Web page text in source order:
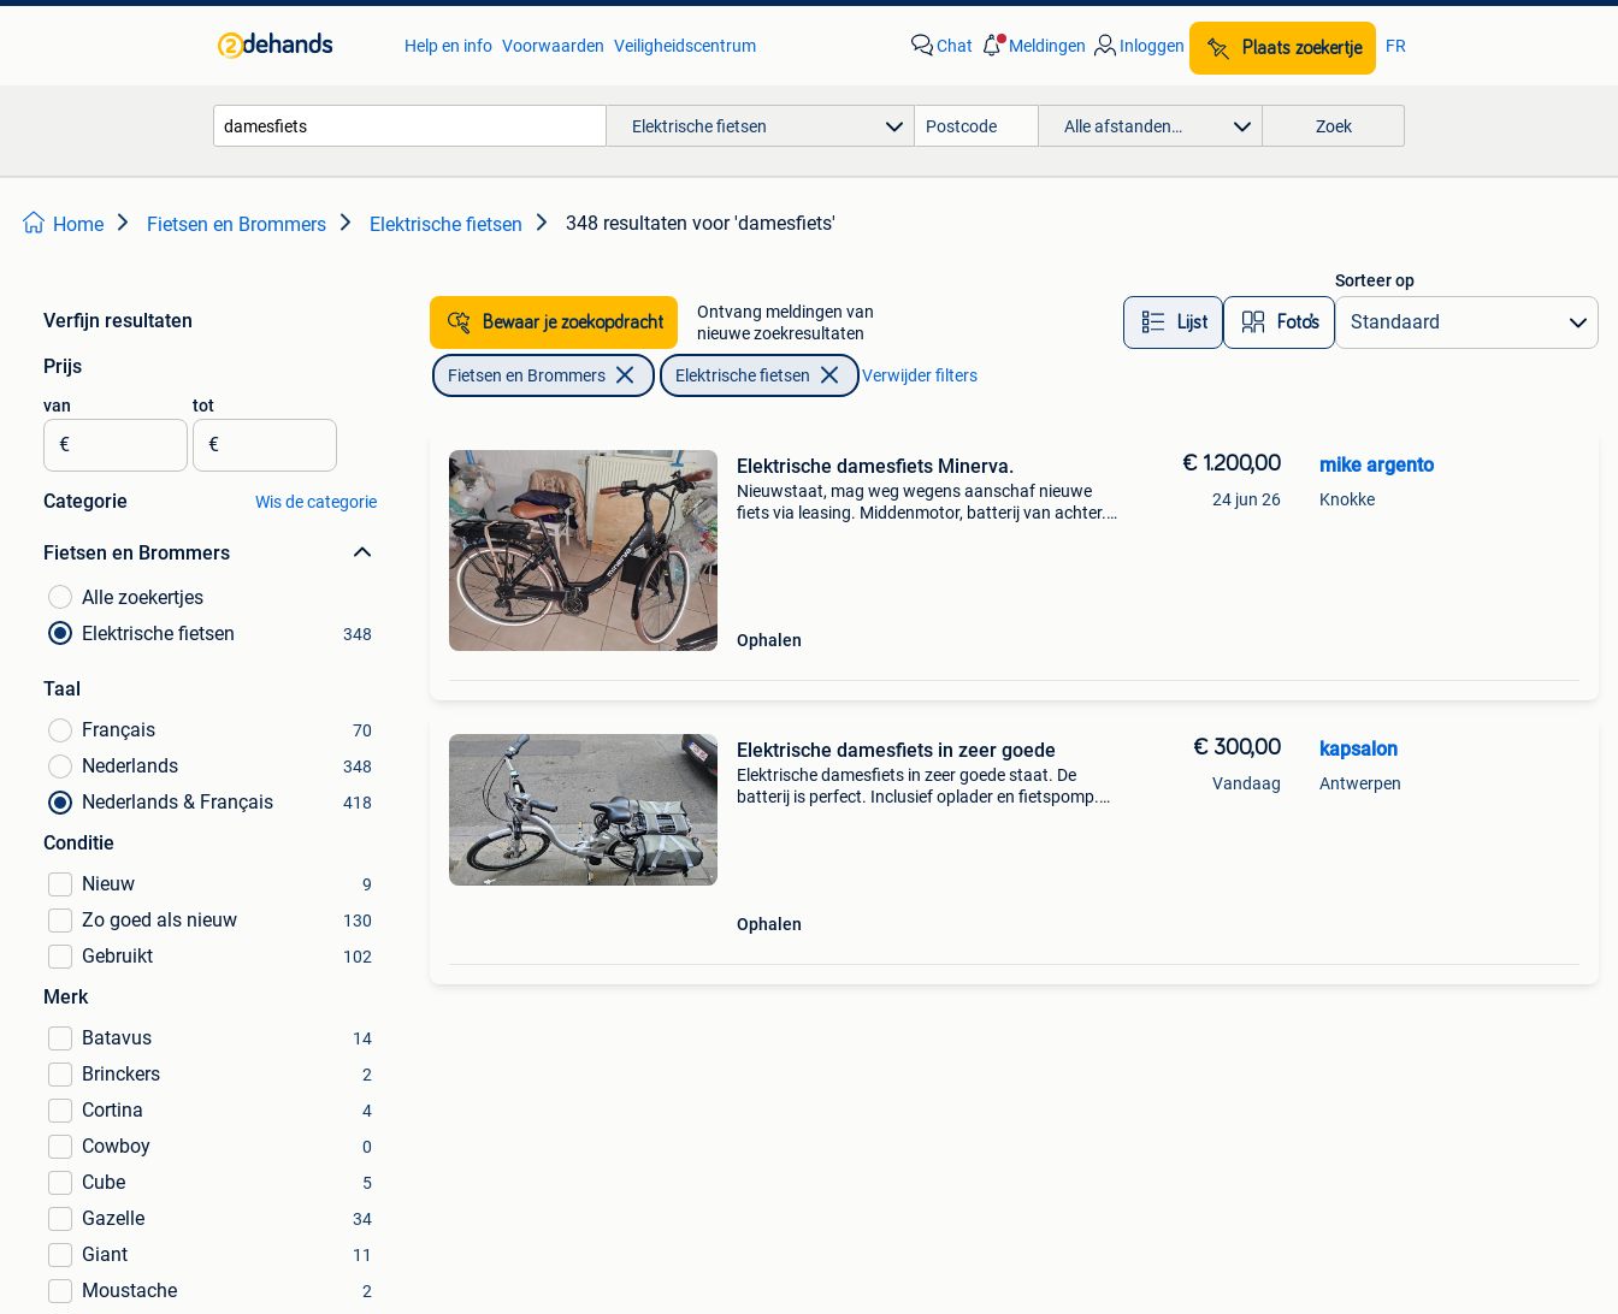
Help en info Voorwaarden Veiligheidscentrum Chat Meldingen Inloggen Plaats zoekertje FR
Elektrische fietsen Alle afstanden… Zoek
Home Fietsen en Brommers Elektrische fietsen 348 resultaten voor 'damesfiets'
Verfijn resultaten
Prijs
van
€
tot
€
Categorie Wis de categorie
Fietsen en Brommers
Alle zoekertjes
Elektrische fietsen
348
Taal
Français
70
Nederlands 348
Nederlands & Français 418
Conditie
Nieuw
9
Zo goed als nieuw 130
Gebruikt 102
Merk
Batavus
14
Brinckers 2
Cortina 4
Cowboy 0
Cube 5
Gazelle 34
Giant 11
Moustache 2
Bewaar je zoekopdracht
Ontvang meldingen van
nieuwe zoekresultaten
Lijst Foto’s
Sorteer op
Fietsen en Brommers Elektrische fietsen Verwijder filters
Elektrische damesfiets Minerva.
Nieuwstaat, mag weg wegens aanschaf nieuwe
fiets via leasing. Middenmotor, batterij van achter.
Ophalen
€ 1.200,00
24 jun 26
mike argento
Knokke
Elektrische damesfiets in zeer goede
Elektrische damesfiets in zeer goede staat. De
batterij is perfect. Inclusief oplader en fietspomp.
Ophalen
€ 300,00
Vandaag
kapsalon
Antwerpen